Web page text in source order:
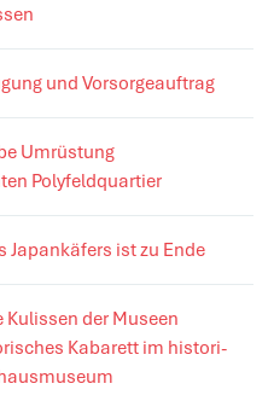
und Vorsorgeauftrag
Umrüstung
Polyfeldquartier
Japankäfers ist zu Ende
Kulissen der Museen
Kabarett im histori-